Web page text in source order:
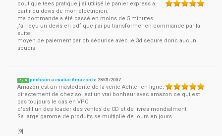
boutique tees pratique j'ai utilisé le panier express a
partir du devis de mon électricien.
ma commande a été passé en moins de 5 minutes.
j'ai reçu un devis en pdf que j'ai pu transformer en commande par la
suite.
moyen de paiement par cb sécurise avec le 3d secure donc aucun
soucis.
5 / 5 pitchoun a évalué Amazon le 28/01/2007
Amazon est un mastodonte de la vente Achter en ligne,
directement de chez soi est un vrai bonheur avec amazon ce qui est
pas toujours le cas en VPC.
c'est l'un des leader des ventes de CD et de livres mondialment.
Sa large gamme de produits se multiplie de jours en jours.
[9]